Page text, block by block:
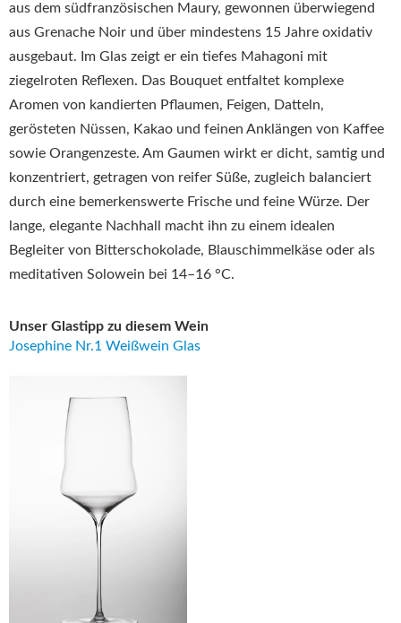
aus dem südfranzösischen Maury, gewonnen überwiegend
aus Grenache Noir und über mindestens 15 Jahre oxidativ
ausgebaut. Im Glas zeigt er ein tiefes Mahagoni mit
ziegelroten Reflexen. Das Bouquet entfaltet komplexe
Aromen von kandierten Pflaumen, Feigen, Datteln,
gerösteten Nüssen, Kakao und feinen Anklängen von Kaffee
sowie Orangenzeste. Am Gaumen wirkt er dicht, samtig und
konzentriert, getragen von reifer Süße, zugleich balanciert
durch eine bemerkenswerte Frische und feine Würze. Der
lange, elegante Nachhall macht ihn zu einem idealen
Begleiter von Bitterschokolade, Blauschimmelkäse oder als
meditativen Solowein bei 14–16 °C.
Unser Glastipp zu diesem Wein
Josephine Nr.1 Weißwein Glas